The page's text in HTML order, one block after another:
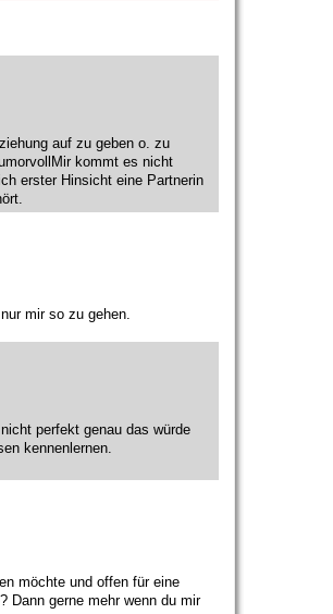
auf zu geben o. zu
kommt es nicht
erster Hinsicht eine Partnerin
mir so zu gehen.
perfekt genau das würde
kennenlernen.
möchte und offen für eine
Dann gerne mehr wenn du mir